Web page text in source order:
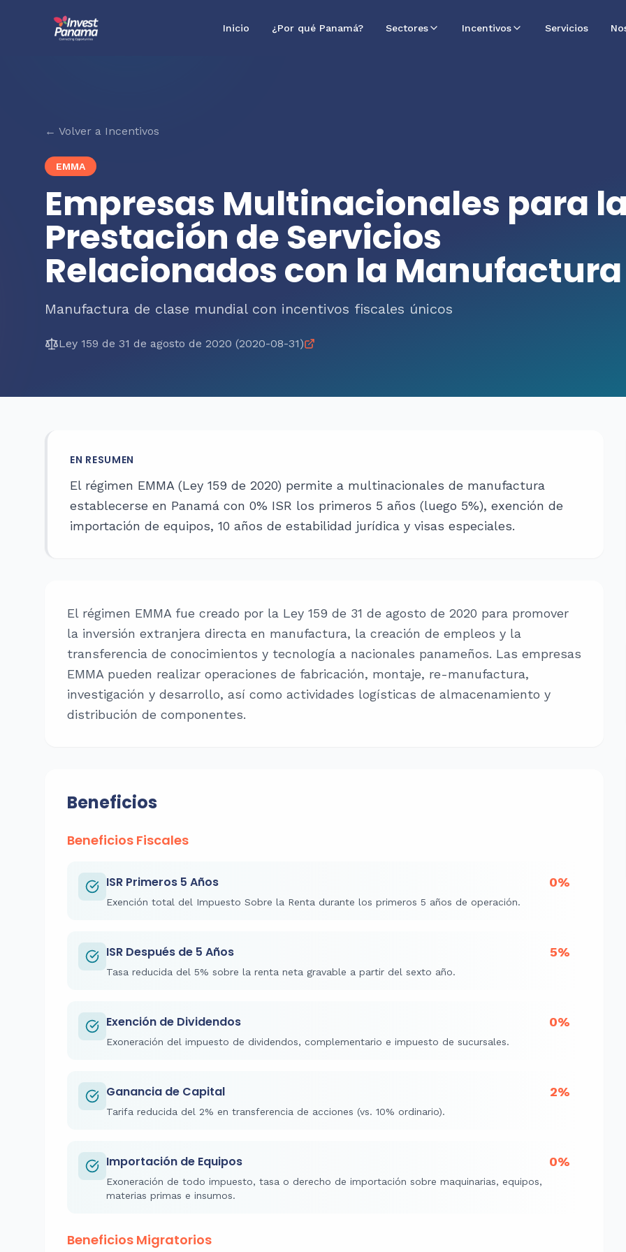
Inicio ¿Por qué Panamá? Sectores Incentivos Servicios
← Volver a Incentivos
EMMA
Empresas Multinacionales para
Prestación de Servicios
Relacionados con la Manufactura
Manufactura de clase mundial con incentivos fiscales únicos
Ley 159 de 31 de agosto de 2020 (2020-08-31)
EN RESUMEN
El régimen EMMA (Ley 159 de 2020) permite a multinacionales de manufactura
establecerse en Panamá con 0% ISR los primeros 5 años (luego 5%), exención de
importación de equipos, 10 años de estabilidad jurídica y visas especiales.
El régimen EMMA fue creado por la Ley 159 de 31 de agosto de 2020 para promover
la inversión extranjera directa en manufactura, la creación de empleos y la
transferencia de conocimientos y tecnología a nacionales panameños. Las empresas
EMMA pueden realizar operaciones de fabricación, montaje, re-manufactura,
investigación y desarrollo, así como actividades logísticas de almacenamiento y
distribución de componentes.
Beneficios
Beneficios Fiscales
ISR Primeros 5 Años 0%
Exención total del Impuesto Sobre la Renta durante los primeros 5 años de operación.
ISR Después de 5 Años 5%
Tasa reducida del 5% sobre la renta neta gravable a partir del sexto año.
Exención de Dividendos 0%
Exoneración del impuesto de dividendos, complementario e impuesto de sucursales.
Ganancia de Capital 2%
Tarifa reducida del 2% en transferencia de acciones (vs. 10% ordinario).
Importación de Equipos 0%
Exoneración de todo impuesto, tasa o derecho de importación sobre maquinarias, equipos,
materias primas e insumos.
Beneficios Migratorios